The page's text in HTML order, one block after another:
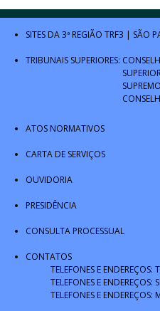
SITES DA 3ª REGIÃO TRF3 | SÃO
TRIBUNAIS SUPERIORES:
ATOS NORMATIVOS
CARTA DE SERVIÇOS
OUVIDORIA
PRESIDÊNCIA
CONSULTA PROCESSUAL
CONTATOS
TELEFONES E ENDEREÇOS:
TELEFONES E ENDEREÇOS:
TELEFONES E ENDEREÇOS: